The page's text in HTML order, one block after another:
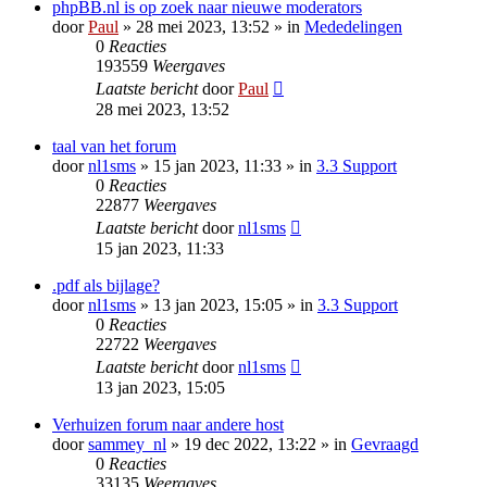
phpBB.nl is op zoek naar nieuwe moderators
doorPaul » 28 mei 2023, 13:52 » in Mededelingen
0 Reacties
193559 Weergaves
Laatste berichtdoorPaul
28 mei 2023, 13:52
taal van het forum
doornl1sms » 15 jan 2023, 11:33 » in 3.3 Support
0 Reacties
22877 Weergaves
Laatste berichtdoornl1sms
15 jan 2023, 11:33
.pdf als bijlage?
doornl1sms » 13 jan 2023, 15:05 » in 3.3 Support
0 Reacties
22722 Weergaves
Laatste berichtdoornl1sms
13 jan 2023, 15:05
Verhuizen forum naar andere host
doorsammey_nl » 19 dec 2022, 13:22 » in Gevraagd
0 Reacties